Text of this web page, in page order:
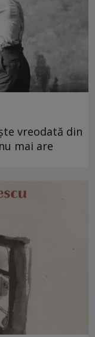
vreodată din
mai are